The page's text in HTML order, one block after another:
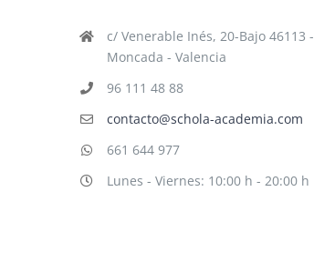
c/ Venerable Inés, 20-Bajo 46113 -
Moncada - Valencia
96 111 48 88
contacto@schola-academia.com
661 644 977
Lunes - Viernes: 10:00 h - 20:00 h